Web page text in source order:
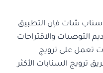
شات فإن التطبيق
التوصيات والاقتراحات
تعمل على ترويج
ترويج السنابات الأكثر